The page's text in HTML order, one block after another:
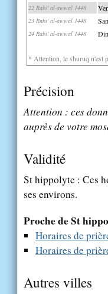
22 Rabi' al-awwal 1448
23 Rabi' al-awwal 1448
24 Rabi' al-awwal 1448
* Attention, le shuruq n'est
Précision
Attention : ces
auprès de votre
Validité
St hippolyte : Ces
ses environs.
Proche de St
Horaires de
Horaires de
Autres villes